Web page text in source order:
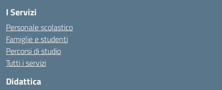
I Servizi
Personale scolastico
Famiglie e studenti
Percorsi di studio
Tutti i servizi
Didattica